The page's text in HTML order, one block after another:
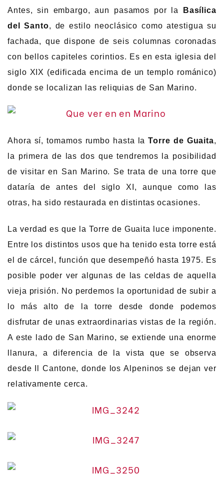
Antes, sin embargo, aun pasamos por la
Basílica
del Santo, de estilo neoclásico como atestigua su
fachada, que dispone de seis columnas coronadas
con bellos capiteles corintios. Es en esta iglesia del
siglo XIX (edificada encima de un templo románico)
donde se localizan las reliquias de San Marino.
Ahora sí, tomamos rumbo hasta laTorre de Guaita,
la primera de las dos que tendremos la posibilidad
de visitar en San Marino. Se trata de una torre que
dataría de antes del siglo XI, aunque como las
otras, ha sido restaurada en distintas ocasiones.
La verdad es que la Torre de Guaita luce imponente.
Entre los distintos usos que ha tenido esta torre está
el de cárcel, función que desempeñó hasta 1975. Es
posible poder ver algunas de las celdas de aquella
vieja prisión. No perdemos la oportunidad de subir a
lo más alto de la torre desde donde podemos
disfrutar de unas extraordinarias vistas de la región.
A este lado de San Marino, se extiende una enorme
llanura, a diferencia de la vista que se observa
desde Il Cantone, donde los Alpeninos se dejan ver
relativamente cerca.